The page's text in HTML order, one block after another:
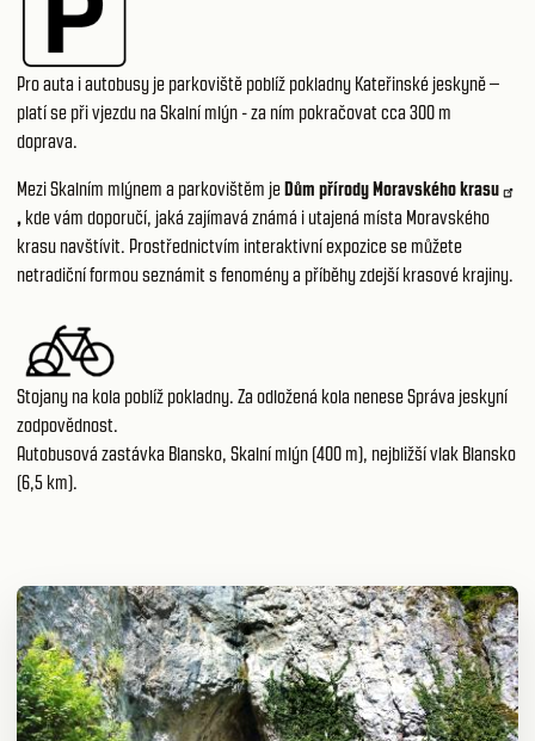
Pro auta i autobusy je parkoviště poblíž pokladny Kateřinské jeskyně –
platí se při vjezdu na Skalní mlýn - za ním pokračovat cca 300 m
doprava.
Mezi Skalním mlýnem a parkovištěm jeDům přírody Moravského krasu
, kde vám doporučí, jaká zajímavá známá i utajená místa Moravského
krasu navštívit. Prostřednictvím interaktivní expozice se můžete
netradiční formou seznámit s fenomény a příběhy zdejší krasové krajiny.
Stojany na kola poblíž pokladny. Za odložená kola nenese Správa jeskyní
zodpovědnost.
Autobusová zastávka Blansko, Skalní mlýn (400 m), nejbližší vlak Blansko
(6,5 km).